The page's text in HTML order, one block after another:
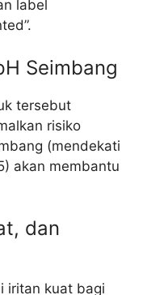
label
Seimbang
tersebut
risiko
(mendekati
akan membantu
dan
iritan kuat bagi